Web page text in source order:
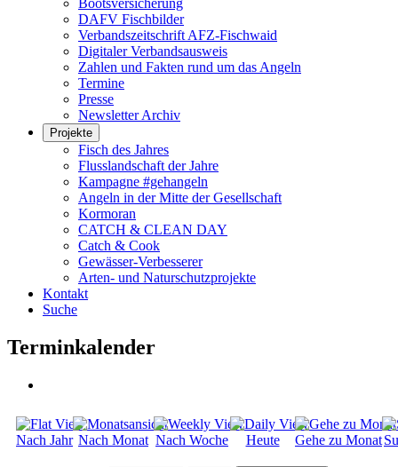
Bootsversicherung
DAFV Fischbilder
Verbandszeitschrift AFZ-Fischwaid
Digitaler Verbandsausweis
Zahlen und Fakten rund um das Angeln
Termine
Presse
Newsletter Archiv
Projekte
Fisch des Jahres
Flusslandschaft der Jahre
Kampagne #gehangeln
Angeln in der Mitte der Gesellschaft
Kormoran
CATCH & CLEAN DAY
Catch & Cook
Gewässer-Verbesserer
Arten- und Naturschutzprojekte
Kontakt
Suche
Terminkalender
Nach Jahr Nach Monat Nach Woche Heute Gehe zu Monat